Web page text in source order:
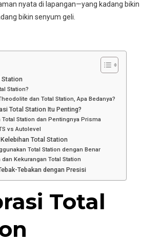
nyata di lapangan—yang kadang bikin
bikin senyum geli.
Station
Station?
dan Total Station, Apa Bedanya?
Total Station Itu Penting?
Total Station dan Pentingnya Prisma
vs Autolevel
Total Station
Total Station dengan Benar
Kekurangan Total Station
Tebakan dengan Presisi
Total